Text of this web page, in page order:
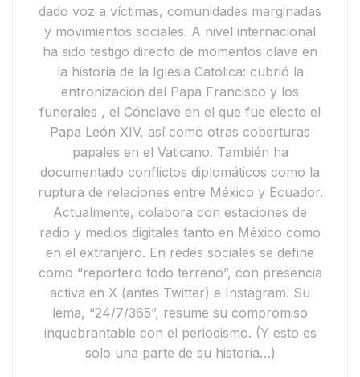
dado voz a víctimas, comunidades marginadas
y movimientos sociales. A nivel internacional
ha sido testigo directo de momentos clave en
la historia de la Iglesia Católica: cubrió la
entronización del Papa Francisco y los
funerales , el Cónclave en el que fue electo el
Papa León XIV, así como otras coberturas
papales en el Vaticano. También ha
documentado conflictos diplomáticos como la
ruptura de relaciones entre México y Ecuador.
Actualmente, colabora con estaciones de
radio y medios digitales tanto en México como
en el extranjero. En redes sociales se define
como “reportero todo terreno”, con presencia
activa en X (antes Twitter) e Instagram. Su
lema, “24/7/365”, resume su compromiso
inquebrantable con el periodismo. (Y esto es
solo una parte de su historia…)